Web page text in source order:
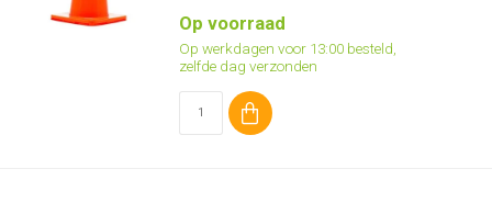
Op voorraad
Op werkdagen voor 13:00 besteld,
zelfde dag verzonden